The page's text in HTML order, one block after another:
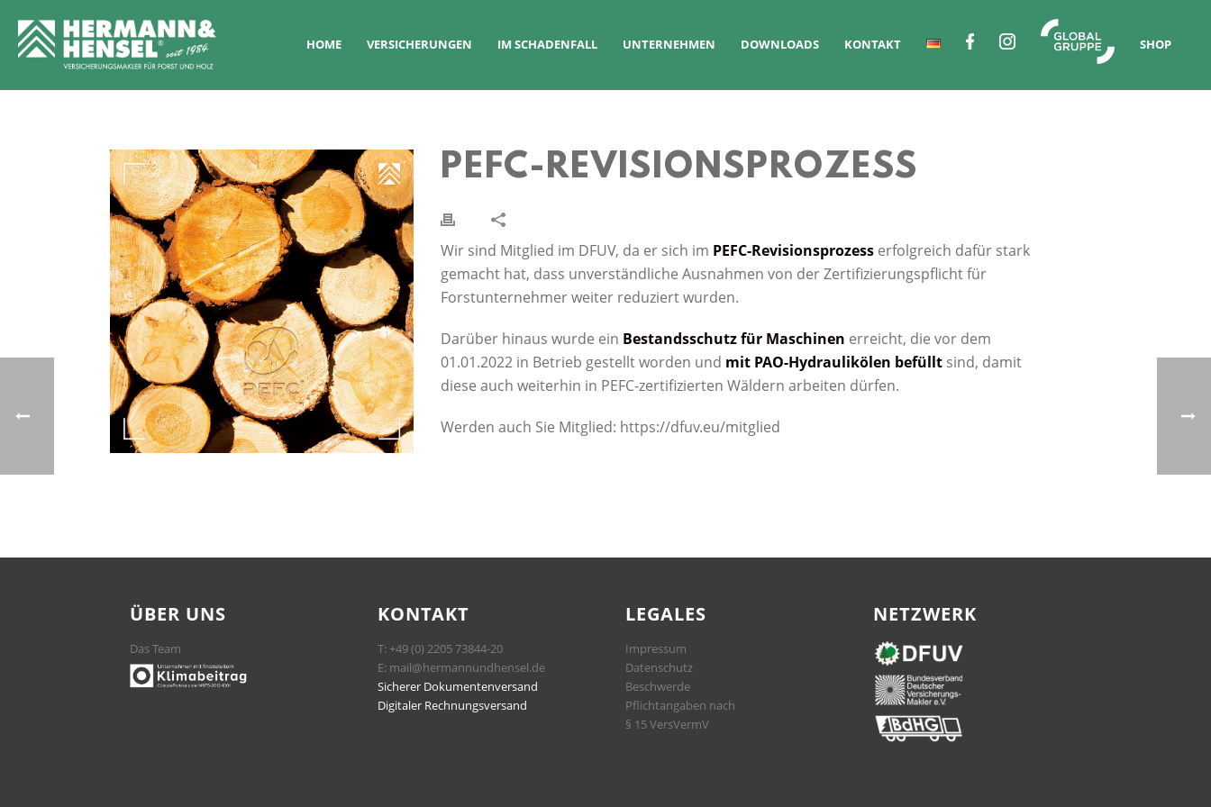
HOME VERSICHERUNGEN IM SCHADENFALL UNTERNEHMEN DOWNLOADS KONTAKT SHOP
PEFC-REVISIONSPROZESS
Wir sind Mitglied im DFUV, da er sich im PEFC-Revisionsprozesserfolgreich dafür stark
gemacht hat, dass unverständliche Ausnahmen von der Zertifizierungspflicht für
Forstunternehmer weiter reduziert wurden.
Darüber hinaus wurde ein Bestandsschutz für Maschinen erreicht, die vor dem
01.01.2022 in Betrieb gestellt worden und mit PAO-Hydraulikölen befüllt sind, damit
diese auch weiterhin in PEFC-zertifizierten Wäldern arbeiten dürfen.
Werden auch Sie Mitglied: https://dfuv.eu/mitglied
ÜBER UNS
Das Team
KONTAKT
T: +49 (0) 2205 73844-20
E: mail@hermannundhensel.de
Sicherer Dokumentenversand
Digitaler Rechnungsversand
LEGALES
Impressum
Datenschutz
Beschwerde
Pflichtangaben nach
§ 15 VersVermV
NETZWERK